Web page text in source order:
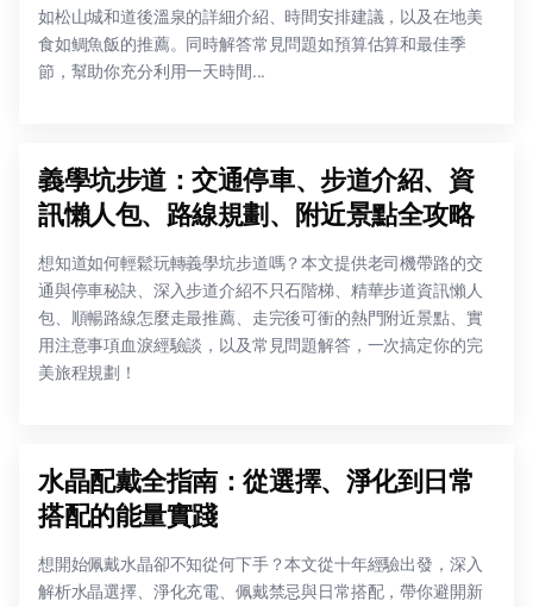
如松山城和道後溫泉的詳細介紹、時間安排建議，以及在地美
食如鲷魚飯的推薦。同時解答常見問題如預算估算和最佳季
節，幫助你充分利用一天時間...
義學坑步道：交通停車、步道介紹、資
訊懶人包、路線規劃、附近景點全攻略
想知道如何輕鬆玩轉義學坑步道嗎？本文提供老司機帶路的交
通與停車秘訣、深入步道介紹不只石階梯、精華步道資訊懶人
包、順暢路線怎麼走最推薦、走完後可衝的熱門附近景點、實
用注意事項血淚經驗談，以及常見問題解答，一次搞定你的完
美旅程規劃！
水晶配戴全指南：從選擇、淨化到日常
搭配的能量實踐
想開始佩戴水晶卻不知從何下手？本文從十年經驗出發，深入
解析水晶選擇、淨化充電、佩戴禁忌與日常搭配，帶你避開新